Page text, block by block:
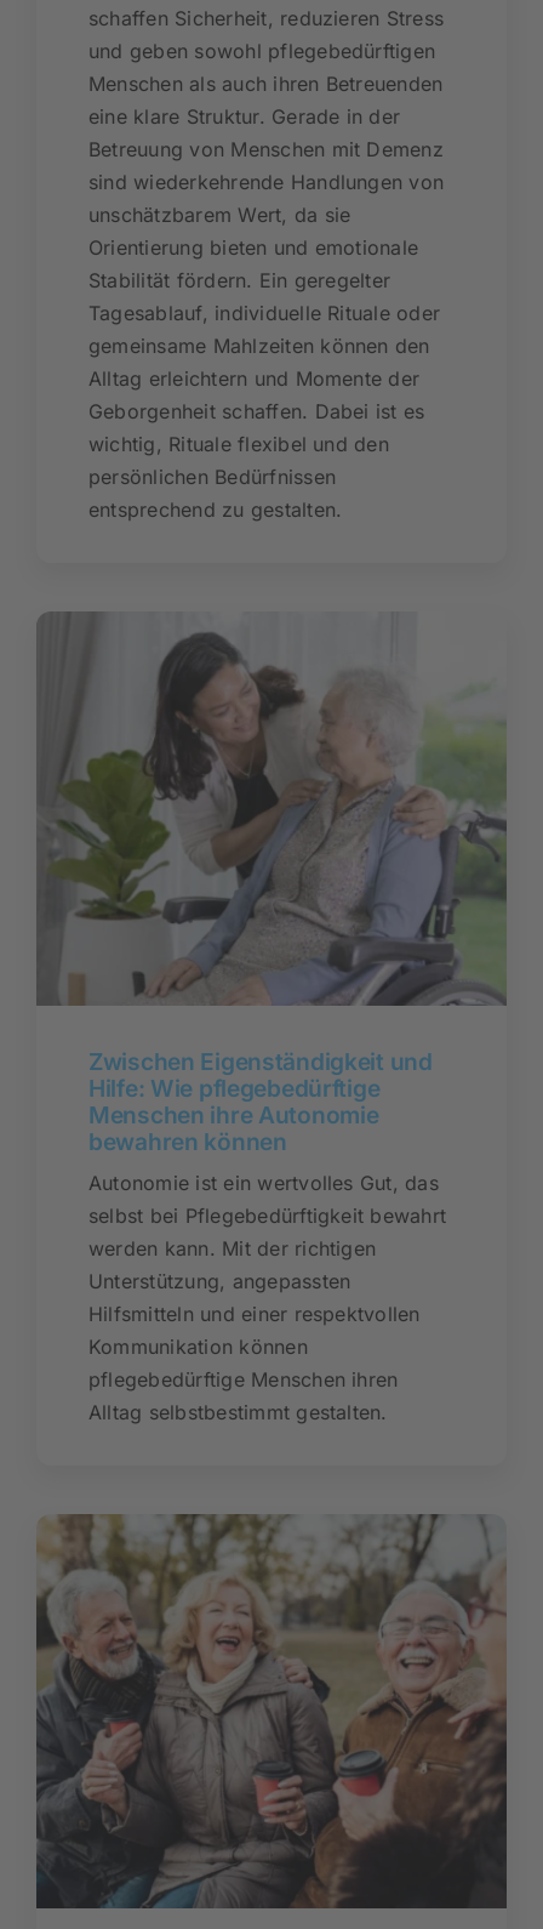
schaffen Sicherheit, reduzieren Stress
und geben sowohl pflegebedürftigen
Menschen als auch ihren Betreuenden
eine klare Struktur. Gerade in der
Betreuung von Menschen mit Demenz
sind wiederkehrende Handlungen von
unschätzbarem Wert, da sie
Orientierung bieten und emotionale
Stabilität fördern. Ein geregelter
Tagesablauf, individuelle Rituale oder
gemeinsame Mahlzeiten können den
Alltag erleichtern und Momente der
Geborgenheit schaffen. Dabei ist es
wichtig, Rituale flexibel und den
persönlichen Bedürfnissen
entsprechend zu gestalten.
Zwischen Eigenständigkeit und
Hilfe: Wie pflegebedürftige
Menschen ihre Autonomie
bewahren können
Autonomie ist ein wertvolles Gut, das
selbst bei Pflegebedürftigkeit bewahrt
werden kann. Mit der richtigen
Unterstützung, angepassten
Hilfsmitteln und einer respektvollen
Kommunikation können
pflegebedürftige Menschen ihren
Alltag selbstbestimmt gestalten.